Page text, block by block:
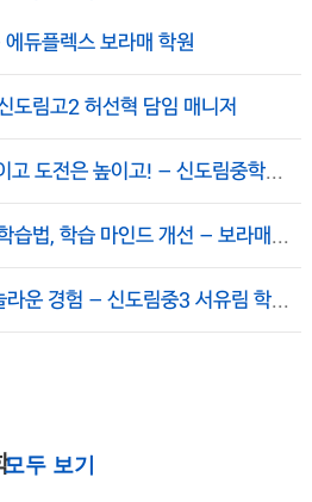
듀플렉스 보라매 학원
도림고2 허선혁 담임 매니저
100점 3관왕, 실수는 줄이고 도전은 높이고! – 신도림중학교 3학년 조수민 학생 – 에듀플렉스 신도림
변함없이 너를 응원해 – 학습법, 학습 마인드 개선 – 보라매 에듀플렉스 신대방학원
에듀플렉스 학습 3주의 놀라운 경험 – 신도림중3 서유림 학생 – 신도림 에듀플렉스